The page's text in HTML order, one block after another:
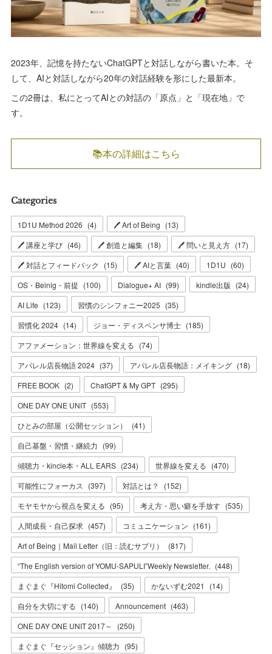
2023年、記憶を持たないChatGPTと対話しながら書いた本。そ
して、AIと対話しながら20年の対話経験を形にした最新本。
この2冊は、私にとってAIとの対話の「原点」と「現在地」で
す。
📚本の詳細はこちら
Categories
1D1U Method 2026 (4) 🖊 Art of Being (13)
🖊 講座と学び (46) 🖊 創造と編集 (18) 🖊 問いと見え方 (17)
🖊 対話とフィードバック
(15) 🖊 AIと言葉 (40) 1D1U (60)
OS・Beinig・前提 (100) Dialogue+ AI (99) kindle出版 (24)
AI Life (123) 習慣のシンフォニー2025 (35)
習慣化 2024 (14) ジョー・ディスペンサ博士 (185)
アファメーション：世界線を変える (74)
アパレル店長物語 2024 (37) アパレル店長物語：メイキング (18)
FREE BOOK (2) ChatGPT & My GPT (295)
ONE DAY ONE UNIT (553)
ひとみの部屋（公開セッション）
(41)
自己基盤・習慣・継続力 (99)
傾聴力・kincle本・ALL EARS (234) 世界線を変える (470)
可能性にフォーカス
(397) 対話とは？ (152)
モヤモヤから視点を変える (95) 考え方・思い癖を手放す (535)
人間成長・自己探求 (457) コミュニケーション (161)
Art of Being｜Mail Letter（旧：読むサプリ）
(817)
“The English version of YOMU-SAPULI”Weekly Newsletter. (448)
まぐまぐ『Hitomi Collected』
(35) かないずむ2021 (14)
自分を大切にする (140) Announcement (463)
ONE DAY ONE UNIT 2017～
(250)
まぐまぐ『セッション』傾聴力 (95)